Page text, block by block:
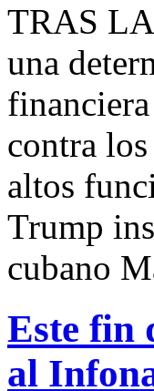
TRAS
una
contra
altos
Trump
cubano
Este fin
al